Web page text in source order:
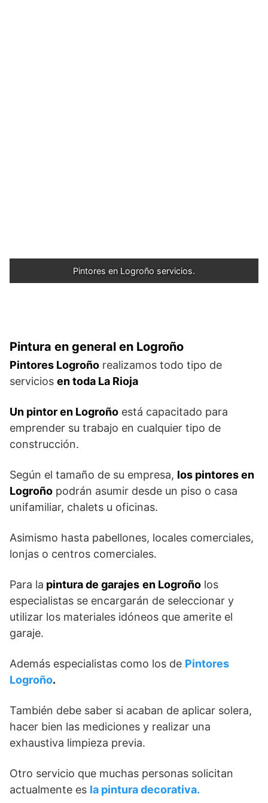
Pintores en Logroño servicios.
Pintura en general en Logroño
Pintores Logroño realizamos todo tipo de
servicios en toda La Rioja
Un pintor en Logroño está capacitado para
emprender su trabajo en cualquier tipo de
construcción.
Según el tamaño de su empresa, los pintores en
Logroño podrán asumir desde un piso o casa
unifamiliar, chalets u oficinas.
Asimismo hasta pabellones, locales comerciales,
lonjas o centros comerciales.
Para la pintura de garajes en Logroño los
especialistas se encargarán de seleccionar y
utilizar los materiales idóneos que amerite el
garaje.
Además especialistas como los de Pintores
Logroño.
También debe saber si acaban de aplicar solera,
hacer bien las mediciones y realizar una
exhaustiva limpieza previa.
Otro servicio que muchas personas solicitan
actualmente es la pintura decorativa.